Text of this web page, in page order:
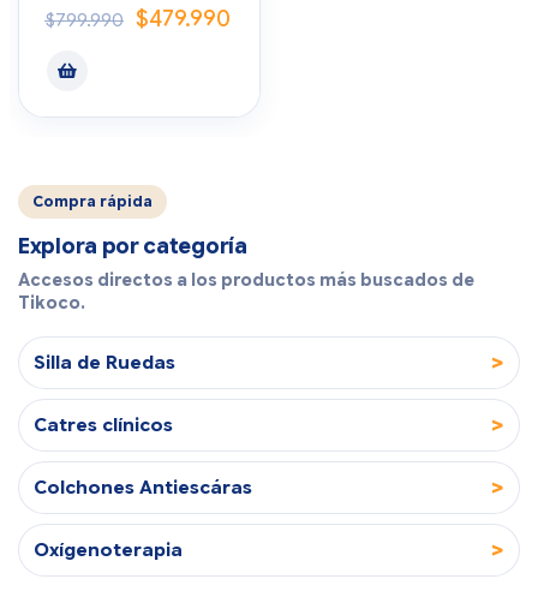
Compra rápida
Explora por categoría
Accesos directos a los productos más buscados de
Tikoco.
Silla de Ruedas >
Catres clínicos >
Colchones Antiescáras >
Oxígenoterapia >
$799.990 $479.990